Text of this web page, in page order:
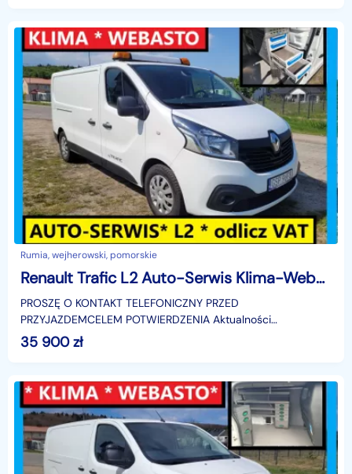
Rumia, wejherowski, pomorskie
Renault Trafic L2 Auto-Serwis Klima-Webasto odlicz VAT
PROSZĘ O KONTAKT TELEFONICZNY PRZED
PRZYJAZDEMCELEM POTWIERDZENIA Aktualności
OFERTY,NINIEJSZE OGŁOSZENIE JEST WYŁĄCZNIE
INFORMACJĄ HANDLOWĄ I NIE STANOWI OFERT
35 900zł